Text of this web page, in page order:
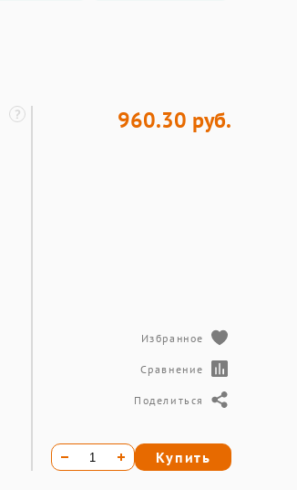
960.30 руб.
Избранное
Сравнение
Поделиться
Купить